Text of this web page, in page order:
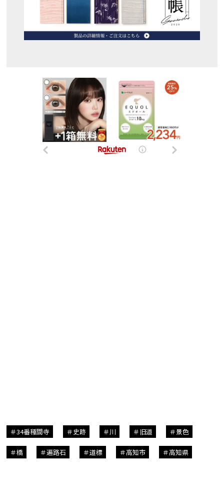
34番種間寺 史跡 川 旧道 景色
橋 遍路石 道標 高知市 高知県